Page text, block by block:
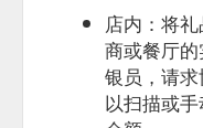
店内：将
商或餐厅
银员，请
以扫描或